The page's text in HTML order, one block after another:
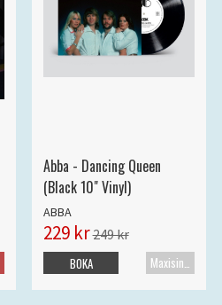
Abba - Dancing Queen
(Black 10" Vinyl)
ABBA
229 kr249 kr
Maxisingel
BOKA